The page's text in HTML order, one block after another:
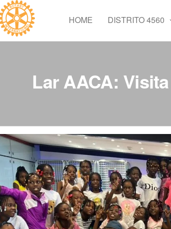
4560
Esperança
HOME DISTRITO 4560
Lar AACA: